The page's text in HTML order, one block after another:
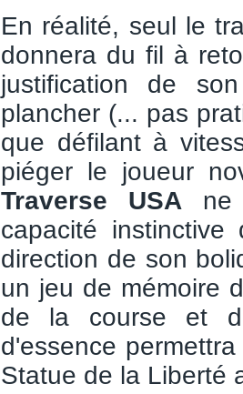
En réalité, seul le
donnera du fil à
justification de
plancher (... pas
que défilant à
piéger le joueur
Traverse USA ne
capacité
direction de son
un jeu de mémoire
de la course et
d'essence
Statue de la Liberté